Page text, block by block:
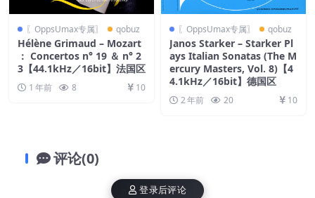
〖OppsUmax专属〗 qobuz
Hélène Grimaud – Mozart
： Concertos n° 19 ＆ n° 2
3【44.1kHz／16bit】法国区
1 年前 8 10
〖OppsUmax专属〗 qobuz
Janos Starker – Starker Pl
ays Italian Sonatas (The M
ercury Masters, Vol. 8)【4
4.1kHz／16bit】德国区
2 年前 20 10
评论(0)
登录后评论